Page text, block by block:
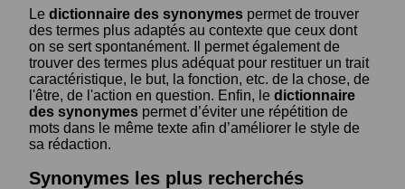
Le dictionnaire des synonymes permet de trouver
des termes plus adaptés au contexte que ceux dont
on se sert spontanément. Il permet également de
trouver des termes plus adéquat pour restituer un trait
caractéristique, le but, la fonction, etc. de la chose, de
l'être, de l'action en question. Enfin, le dictionnaire
des synonymes permet d’éviter une répétition de
mots dans le même texte afin d’améliorer le style de
sa rédaction.
Synonymes les plus recherchés